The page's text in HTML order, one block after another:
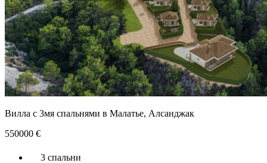
Вилла с 3мя спальнями в Малатье, Алсанджак
550000 €
3 спальни